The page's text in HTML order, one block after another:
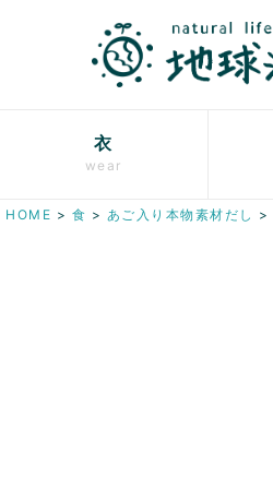
衣
wear
HOME 食 あご入り本物素材だし